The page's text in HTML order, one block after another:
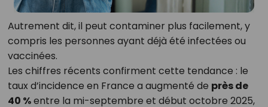
Autrement dit, il peut contaminer plus facilement, y
compris les personnes ayant déjà été infectées ou
vaccinées.
Les chiffres récents confirment cette tendance : le
taux d’incidence en France a augmenté de près de
40 %entre la mi-septembre et début octobre 2025,